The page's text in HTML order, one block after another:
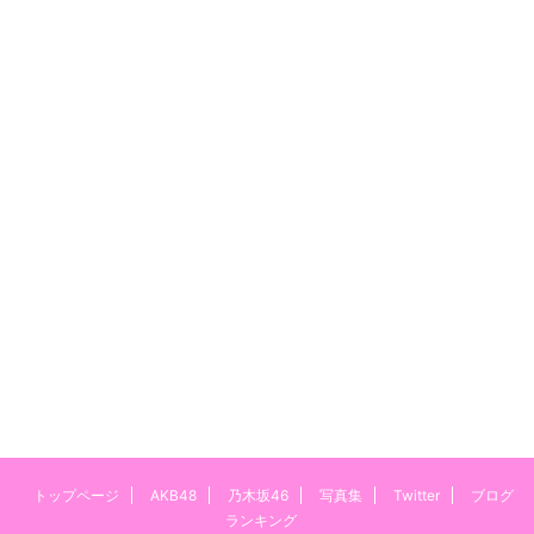
トップページ AKB48 乃木坂46 写真集 Twitter
ブログ
ランキング